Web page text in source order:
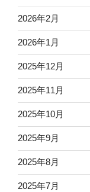
2026年2月
2026年1月
2025年12月
2025年11月
2025年10月
2025年9月
2025年8月
2025年7月